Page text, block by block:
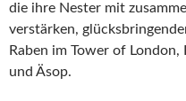
die ihre Nester mit
verstärken,
Raben im Tower of
und Äsop.